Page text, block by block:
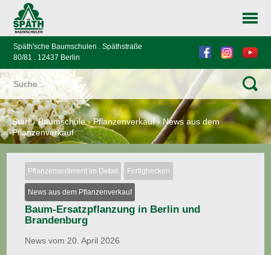
Späth'sche Baumschulen . Späthstraße
80/81 . 12437 Berlin
Start›Baumschule›Pflanzenverkauf›News aus dem
Pflanzenverkauf
Pflanzensortiment im Detail Fertighecken
News aus dem Pflanzenverkauf
Baum-Ersatzpflanzung in Berlin und
Brandenburg
News vom 20. April 2026